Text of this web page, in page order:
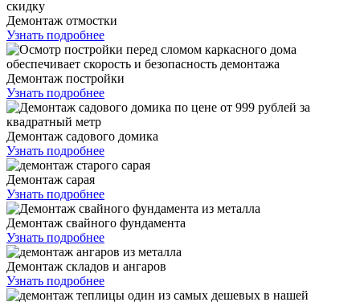
Демонтаж отмостки
Узнать подробнее
Демонтаж постройки
Узнать подробнее
Демонтаж садового домика
Узнать подробнее
Демонтаж сарая
Узнать подробнее
Демонтаж свайного фундамента
Узнать подробнее
Демонтаж складов и ангаров
Узнать подробнее